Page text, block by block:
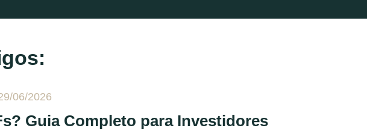
06/2026
Guia Completo para Investidores